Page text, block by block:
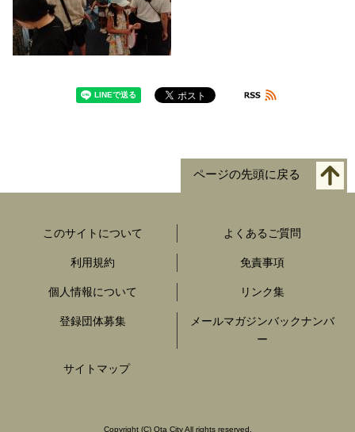
ページの先頭に戻る
このサイトについて よくあるご質問
利用規約 免責事項
個人情報について リンク集
登録団体募集
メールマガジンバックナンバ
ー
サイトマップ
Copyright (C) Ota City All rights reserved.